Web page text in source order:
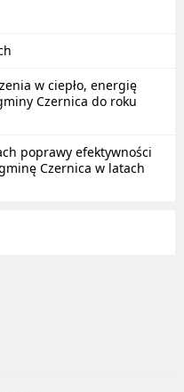
w ciepło, energię
Czernica do roku
poprawy efektywności
Czernica w latach